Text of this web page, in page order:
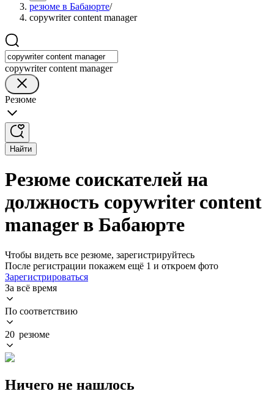
резюме в Бабаюрте/
copywriter content manager
copywriter content manager
Резюме
Найти
Резюме соискателей на
должность copywriter content
manager в Бабаюрте
Чтобы видеть все резюме, зарегистрируйтесь
После регистрации покажем ещё 1 и откроем фото
Зарегистрироваться
За всё время
По соответствию
20 резюме
Ничего не нашлось